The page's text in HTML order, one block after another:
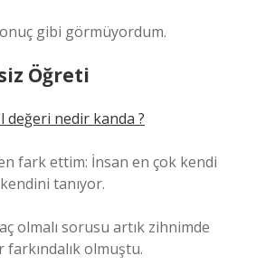
gibi görmüyordum.
Öğreti
değeri nedir kanda ?
fark ettim: İnsan en çok kendi
tanıyor.
olmalı sorusu artık zihnimde
olmuştu.